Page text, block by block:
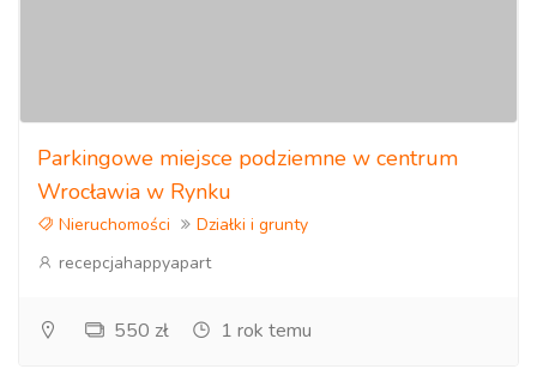
Parkingowe miejsce podziemne w centrum
Wrocławia w Rynku
Nieruchomości
Działki i grunty
recepcjahappyapart
550 zł 1 rok temu